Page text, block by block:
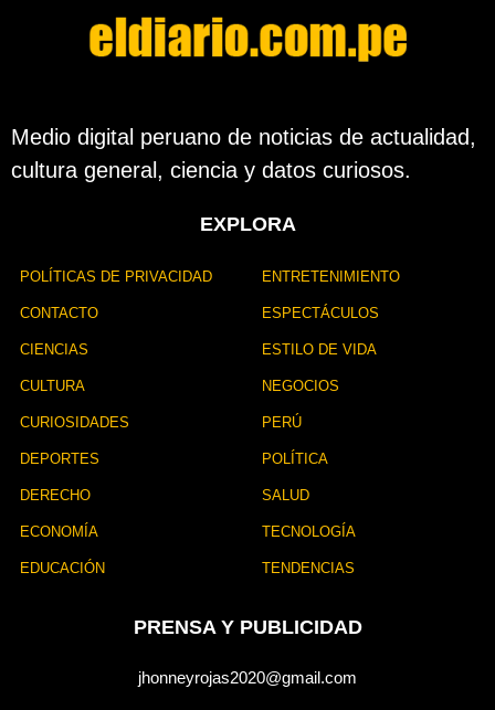
Medio digital peruano de noticias de actualidad,
cultura general, ciencia y datos curiosos.
EXPLORA
POLÍTICAS DE PRIVACIDAD
CONTACTO
CIENCIAS
CULTURA
CURIOSIDADES
DEPORTES
DERECHO
ECONOMÍA
EDUCACIÓN
ENTRETENIMIENTO
ESPECTÁCULOS
ESTILO DE VIDA
NEGOCIOS
PERÚ
POLÍTICA
SALUD
TECNOLOGÍA
TENDENCIAS
PRENSA Y PUBLICIDAD
jhonneyrojas2020@gmail.com